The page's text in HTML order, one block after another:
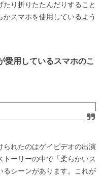
り折りたたんだりすること
スマホを使用しているよう
愛用しているスマホのこ
られたのはゲイビデオの出演
ーリーの中で「柔らかいス
るシーンがあります。これが